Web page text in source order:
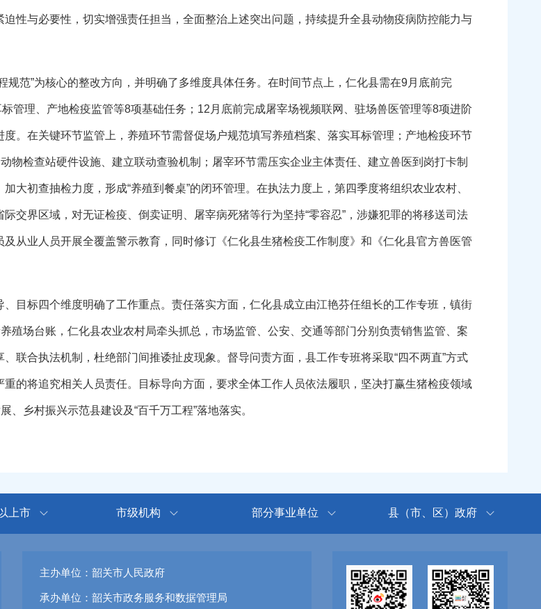
性与必要性，切实增强责任担当，全面整治上述突出问题，持续提升全县动物疫病防控能力与
范”为核心的整改方向，并明确了多维度具体任务。在时间节点上，仁化县需在9月底前完
管理、产地检疫监管等8项基础任务；12月底前完成屠宰场视频联网、驻场兽医管理等8项进阶
。在关键环节监管上，养殖环节需督促场户规范填写养殖档案、落实耳标管理；产地检疫环节
物检查站硬件设施、建立联动查验机制；屠宰环节需压实企业主体责任、建立兽医到岗打卡制
大初查抽检力度，形成“养殖到餐桌”的闭环管理。在执法力度上，第四季度将组织农业农村、
交界区域，对无证检疫、倒卖证明、屠宰病死猪等行为坚持“零容忍”，涉嫌犯罪的将移送司法
从业人员开展全覆盖警示教育，同时修订《仁化县生猪检疫工作制度》和《仁化县官方兽医管
标四个维度明确了工作重点。责任落实方面，仁化县成立由江艳芬任组长的工作专班，镇街
殖场台账，仁化县农业农村局牵头抓总，市场监管、公安、交通等部门分别负责销售监管、案
联合执法机制，杜绝部门间推诿扯皮现象。督导问责方面，县工作专班将采取“四不两直”方式
的将追究相关人员责任。目标导向方面，要求全体工作人员依法履职，坚决打赢生猪检疫领域
乡村振兴示范县建设及“百千万工程”落地落实。
上市 市级机构 部分事业单位 县（市、区）政府
主办单位：韶关市人民政府
承办单位：韶关市政务服务和数据管理局